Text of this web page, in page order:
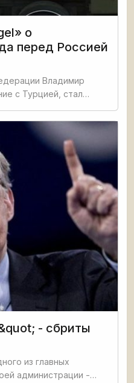
о
перед Россией
Владимир
с Турцией, стал
и арабо-
- сбриты
из главных
администрации -